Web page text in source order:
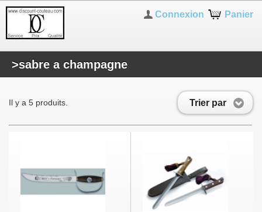
Panier
Connexion
>sabre a champagne
Trier par
Il y a 5 produits.